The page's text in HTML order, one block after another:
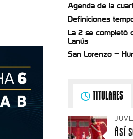
Agenda de la
Definiciones
La 2 se completó
Lanús
San Lorenzo –
TITULARES
Así